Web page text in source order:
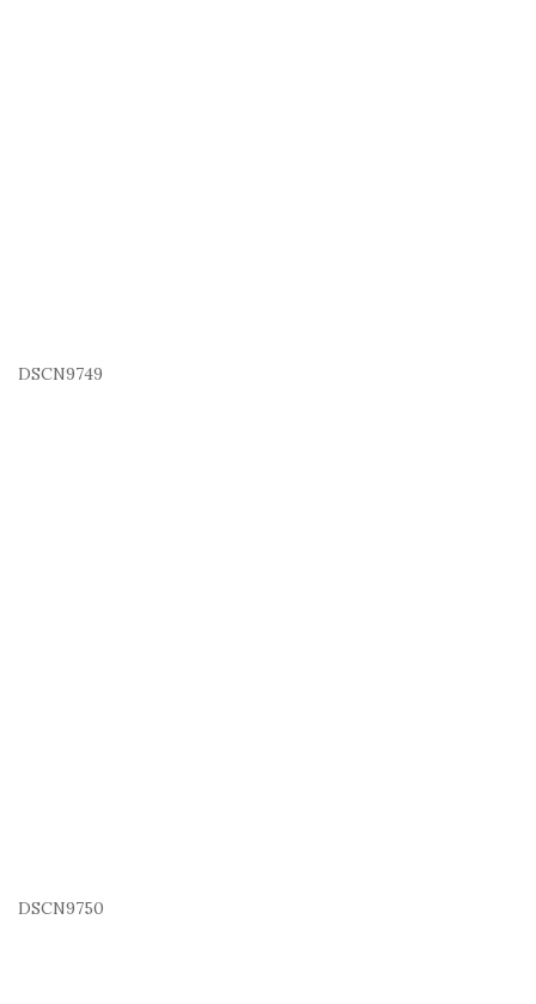
DSCN9749
DSCN9750